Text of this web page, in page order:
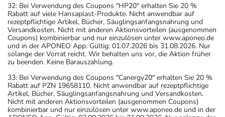
32: Bei Verwendung des Coupons "HP20" erhalten Sie 20 %
Rabatt auf viele Hansaplast-Produkte. Nicht anwendbar auf
rezeptpflichtige Artikel, Bücher, Säuglingsanfangsnahrung und
Versandkosten. Nicht mit anderen Aktionsvorteilen (ausgenommen
Coupons) kombinierbar und nur einzulösen unter www.aponeo.de
und in der APONEO App. Gültig: 01.07.2026 bis 31.08.2026. Nur
solange der Vorrat reicht. Wir behalten uns vor, die Aktion früher
zu beenden. Keine Barauszahlung.
33: Bei Verwendung des Coupons "Canergy20" erhalten Sie 20 %
Rabatt auf PZN 19658110. Nicht anwendbar auf rezeptpflichtige
Artikel, Bücher, Säuglingsanfangsnahrung und Versandkosten.
Nicht mit anderen Aktionsvorteilen (ausgenommen Coupons)
kombinierbar und nur einzulösen unter www.aponeo.de und in der